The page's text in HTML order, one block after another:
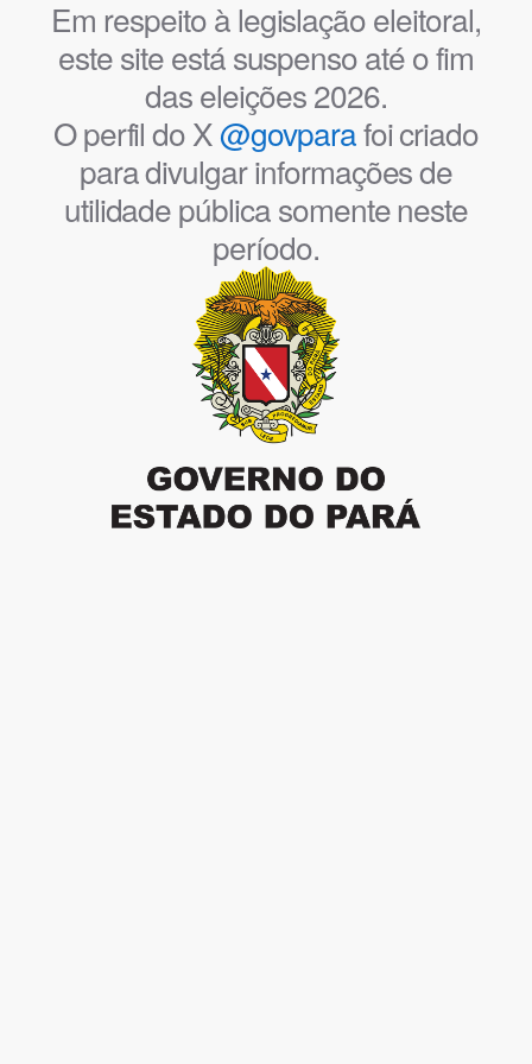
Em respeito à legislação eleitoral,
este site está suspenso até o fim
das eleições 2026.
O perfil do X@govparafoi criado
para divulgar informações de
utilidade pública somente neste
período.